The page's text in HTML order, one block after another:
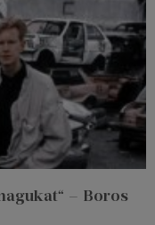
– Boros